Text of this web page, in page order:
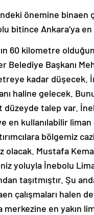
önemine binaen
bitince Ankara’ya
60 kilometre
Belediye Başkanı
kadar düşecek.
haline gelecek. Bunu
talep var.
en kullanılabilir
bölgemiz
olacak. Mustafa
yoluyla İnebolu
taşıtmıştır. Şu
çalışmaları halen
merkezine en yakın